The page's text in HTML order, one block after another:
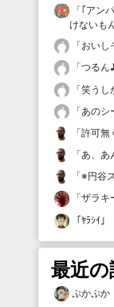
「｢アン
けないも
「おいし
「つるん
「笑うし
「あのシ
「許可無
「あ、あ
「※円谷
「ザラキ
「ﾔﾗｼｲ 」
最近
ぷかぷか